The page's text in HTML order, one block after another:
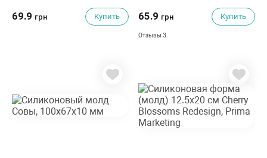
69.9 грн Купить 65.9 грн Купить
Отзывы3